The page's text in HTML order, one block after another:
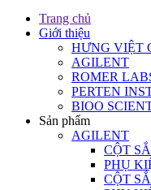
Trang chủ
Giới thiệu
HƯNG VIỆT
AGILENT
ROMER
PERTEN
BIOO
Sản phẩm
AGILENT
CỘT
PHỤ
CỘT